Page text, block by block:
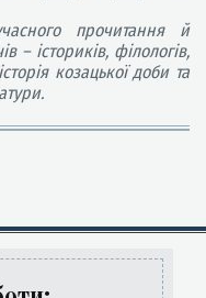
прочитання й
– істориків, філологів,
козацької доби та